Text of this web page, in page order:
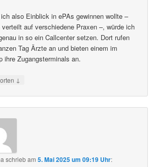
also Einblick in ePAs gewinnen wollte –
auf verschiedene Praxen –, würde ich
in so ein Callcenter setzen. Dort rufen
Tag Ärzte an und bieten einem im
ihre Zugangsterminals an.
↓
schriebam5. Mai 2025 um 09:19 Uhr: